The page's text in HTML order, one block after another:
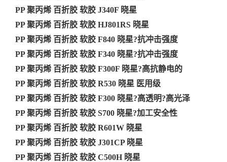
PP 聚丙烯 百折胶 软胶 J340F 晓星
PP 聚丙烯 百折胶 软胶 HJ801RS 晓星
PP 聚丙烯 百折胶 软胶 F840 晓星?抗冲击强度
PP 聚丙烯 百折胶 软胶 F340 晓星?抗冲击强度
PP 聚丙烯 百折胶 软胶 F300F 晓星?高抗静电的
PP 聚丙烯 百折胶 软胶 R530 晓星 医用级
PP 聚丙烯 百折胶 软胶 F300 晓星?高透明?高光泽
PP 聚丙烯 百折胶 软胶 S700 晓星?加工安全性
PP 聚丙烯 百折胶 软胶 R601W 晓星
PP 聚丙烯 百折胶 软胶 J301CP 晓星
PP 聚丙烯 百折胶 软胶 C500H 晓星